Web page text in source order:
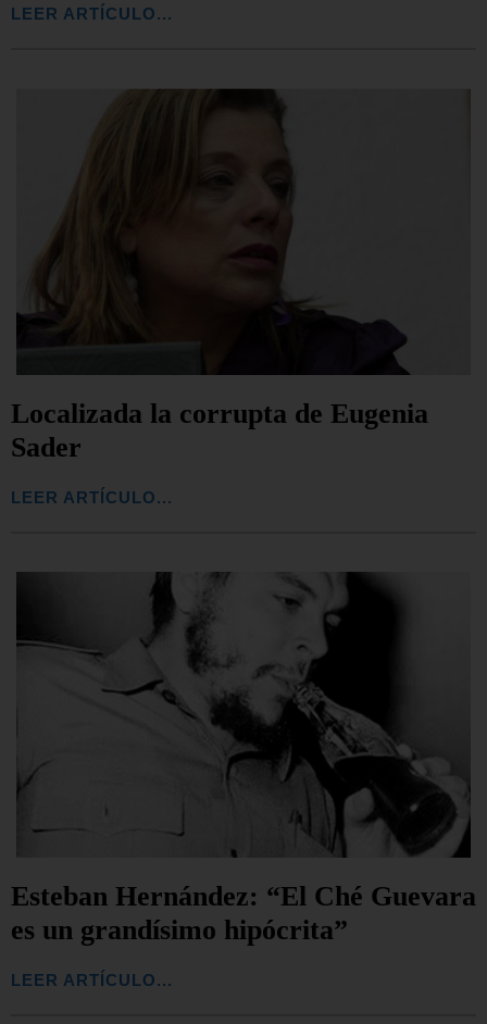
LEER ARTÍCULO...
Localizada la corrupta de Eugenia
Sader
LEER ARTÍCULO...
Esteban Hernández: “El Ché Guevara
es un grandísimo hipócrita”
LEER ARTÍCULO...